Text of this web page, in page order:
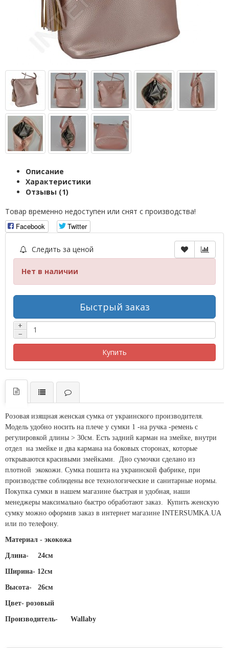
Описание
Характеристики
Отзывы (1)
Товар временно недоступен или снят с производства!
Facebook
Twitter
Следить за ценой
Нет в наличии
Быстрый заказ
+
−
Купить
Розовая изящная женская сумка от украинского производителя.
Модель удобно носить на плече у сумки 1 -на ручка -ремень с
регулировкой длины > 30см. Есть задний карман на змейке, внутри
отдел на змейке и два кармана на боковых сторонах, которые
открываются красивыми змейками. Дно сумочки сделано из
плотной экокожи. Сумка пошита на украинской фабрике, при
производстве соблюдены все технологические и санитарные нормы.
Покупка сумки в нашем магазине быстрая и удобная, наши
менеджеры максимально быстро обработают заказ. Купить женскую
сумку можно оформив заказ в интернет магазине INTERSUMKA.UA
или по телефону.
Материал - экокожа
Длина- 24см
Ширина- 12см
Высота- 26см
Цвет- розовый
Производитель- Wallaby